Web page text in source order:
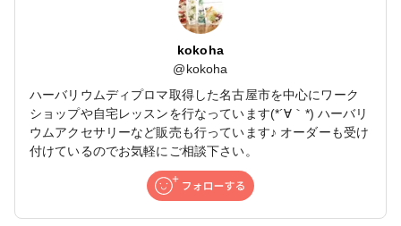
kokoha
@kokoha
ハーバリウムディプロマ取得した名古屋市を中心にワーク
ショップや自宅レッスンを行なっています(*´∀｀*) ハーバリ
ウムアクセサリーなど販売も行っています♪ オーダーも受け
付けているのでお気軽にご相談下さい。